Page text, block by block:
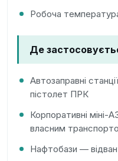
Робоча
Де
Автозаправні
пістолет ПРК
Корпоративні міні-
власним
Нафтобази —